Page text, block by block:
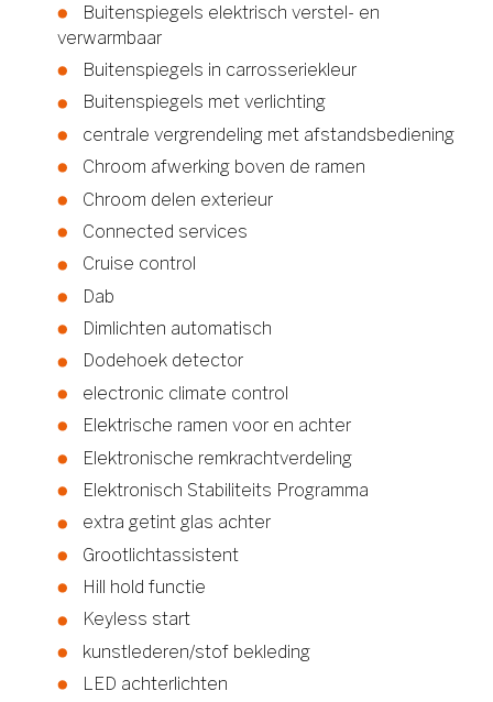
Buitenspiegels elektrisch verstel- en
verwarmbaar
Buitenspiegels in carrosseriekleur
Buitenspiegels met verlichting
centrale vergrendeling met afstandsbediening
Chroom afwerking boven de ramen
Chroom delen exterieur
Connected services
Cruise control
Dab
Dimlichten automatisch
Dodehoek detector
electronic climate control
Elektrische ramen voor en achter
Elektronische remkrachtverdeling
Elektronisch Stabiliteits Programma
extra getint glas achter
Grootlichtassistent
Hill hold functie
Keyless start
kunstlederen/stof bekleding
LED achterlichten